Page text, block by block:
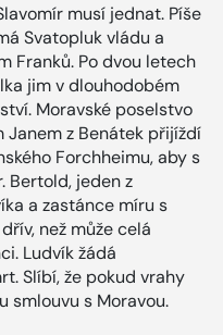
musí jednat. Píše
Svatopluk vládu a
Franků. Po dvou letech
jim v dlouhodobém
Moravské poselstvo
Janem z Benátek přijíždí
Forchheimu, aby s
Bertold, jeden z
a zastánce míru s
než může celá
Ludvík žádá
Slíbí, že pokud vrahy
smlouvu s Moravou.